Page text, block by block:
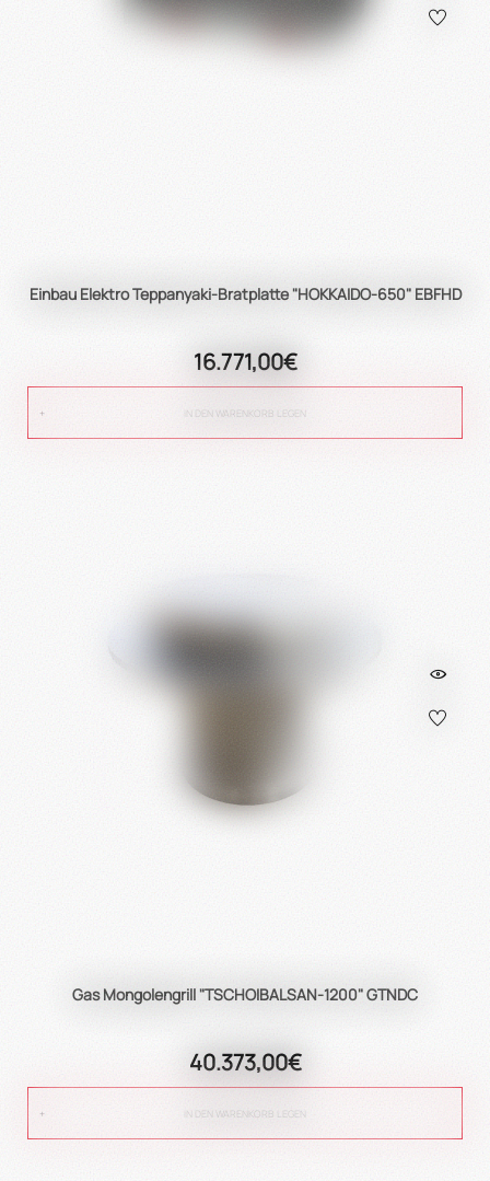
Einbau Elektro Teppanyaki-Bratplatte "HOKKAIDO-650" EBFHD
16.771,00€
IN DEN WARENKORB LEGEN
Gas Mongolengrill "TSCHOIBALSAN-1200" GTNDC
40.373,00€
IN DEN WARENKORB LEGEN